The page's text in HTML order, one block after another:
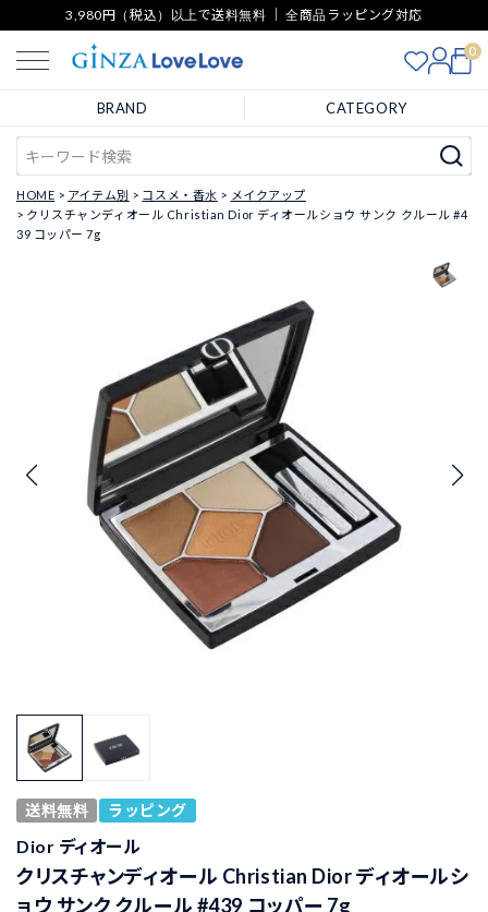
3,980円（税込）以上で送料無料 ｜ 全商品ラッピング対応
0
BRAND CATEGORY
HOME アイテム別 コスメ・香水
メイクアップ
クリスチャンディオール Christian Dior ディオールショウ サンク クルール #4
39 コッパー 7g
送料無料 ラッピング
Dior ディオール
クリスチャンディオール Christian Dior ディオールシ
ョウ サンク クルール #439 コッパー 7g